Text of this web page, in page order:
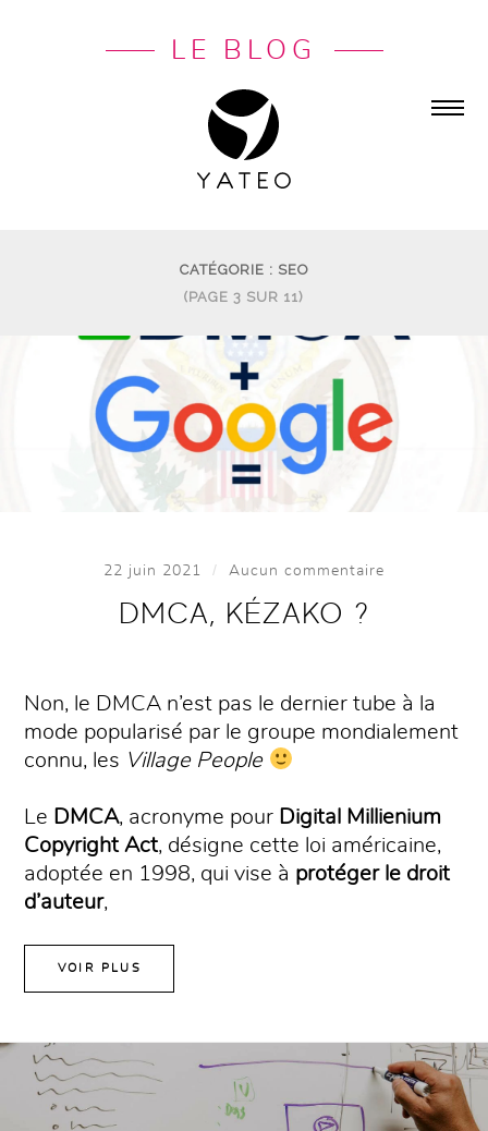
LE BLOG
CATÉGORIE : SEO
(PAGE 3 SUR 11)
22 juin 2021 / Aucun commentaire
DMCA, KÉZAKO ?
Non, le DMCA n’est pas le dernier tube à la
mode popularisé par le groupe mondialement
connu, les Village People
Le DMCA, acronyme pour Digital Millienium
Copyright Act, désigne cette loi américaine,
adoptée en 1998, qui vise à protéger le droit
d’auteur,
VOIR PLUS